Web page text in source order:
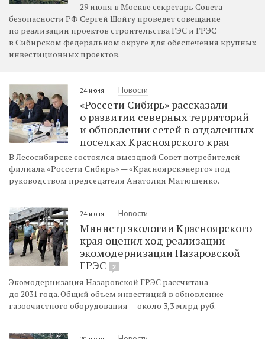
29 июня в Москве секретарь Совета
безопасности РФ Сергей Шойгу проведет совещание
по реализации проектов строительства ГЭС и ГРЭС
в Сибирском федеральном округе для обеспечения крупных
инвестиционных проектов.
24 июня Новости
«Россети Сибирь» рассказали
о развитии северных территорий
и обновлении сетей в отдаленных
поселках Красноярского края
В Лесосибирске состоялся выездной Совет потребителей
филиала «Россети Сибирь» — «Красноярскэнерго» под
руководством председателя Анатолия Матюшенко.
24 июня Новости
Министр экологии Красноярского
края оценил ход реализации
экомодернизации Назаровской
ГРЭС
2
Экомодернизация Назаровской ГРЭС рассчитана
до 2031 года. Общий объем инвестиций в обновление
газоочистного оборудования — около 3,3 млрд руб.